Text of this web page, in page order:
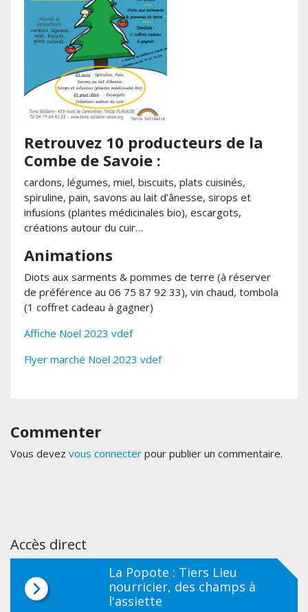
Retrouvez 10 producteurs de la
Combe de Savoie :
cardons, légumes, miel, biscuits, plats cuisinés,
spiruline, pain, savons au lait d’ânesse, sirops et
infusions (plantes médicinales bio), escargots,
créations autour du cuir…
Animations
Diots aux sarments & pommes de terre (à réserver
de préférence au 06 75 87 92 33), vin chaud, tombola
(1 coffret cadeau à gagner)
Affiche Noel 2023 vdef
Flyer marché Noël 2023 vdef
Commenter
Vous devez vous connecter pour publier un commentaire.
Accès direct
La Popote : Tiers Lieu
nourricier, des champs à
l'assiette